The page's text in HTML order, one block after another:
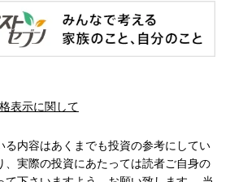
表示に関して
る内容はあくまでも投資の参考にしてい
、実際の投資にあたっては読者ご自身の